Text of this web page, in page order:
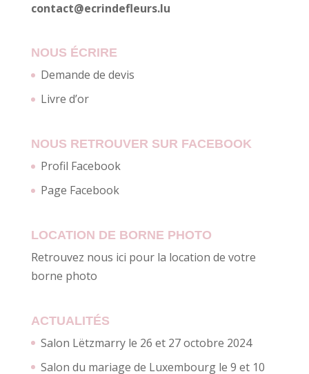
contact@ecrindefleurs.lu
NOUS ÉCRIRE
Demande de devis
Livre d’or
NOUS RETROUVER SUR FACEBOOK
Profil Facebook
Page Facebook
LOCATION DE BORNE PHOTO
Retrouvez nous ici pour la location de votre
borne photo
ACTUALITÉS
Salon Lëtzmarry le 26 et 27 octobre 2024
Salon du mariage de Luxembourg le 9 et 10